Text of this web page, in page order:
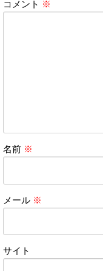
コメント ※
名前 ※
メール ※
サイト